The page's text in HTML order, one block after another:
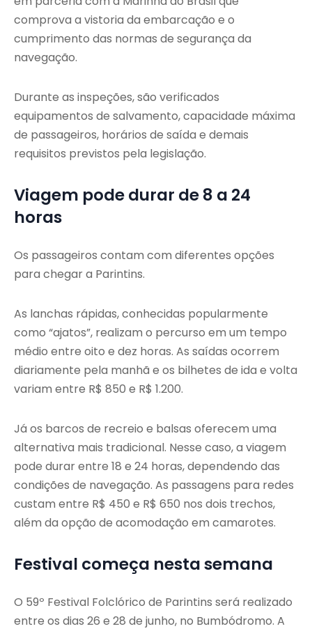
comprova a vistoria da embarcação e o
cumprimento das normas de segurança da
navegação.
Durante as inspeções, são verificados
equipamentos de salvamento, capacidade máxima
de passageiros, horários de saída e demais
requisitos previstos pela legislação.
Viagem pode durar de 8 a 24
horas
Os passageiros contam com diferentes opções
para chegar a Parintins.
As lanchas rápidas, conhecidas popularmente
como “ajatos”, realizam o percurso em um tempo
médio entre oito e dez horas. As saídas ocorrem
diariamente pela manhã e os bilhetes de ida e volta
variam entre R$ 850 e R$ 1.200.
Já os barcos de recreio e balsas oferecem uma
alternativa mais tradicional. Nesse caso, a viagem
pode durar entre 18 e 24 horas, dependendo das
condições de navegação. As passagens para redes
custam entre R$ 450 e R$ 650 nos dois trechos,
além da opção de acomodação em camarotes.
Festival começa nesta semana
O 59º Festival Folclórico de Parintins será realizado
entre os dias 26 e 28 de junho, no Bumbódromo. A